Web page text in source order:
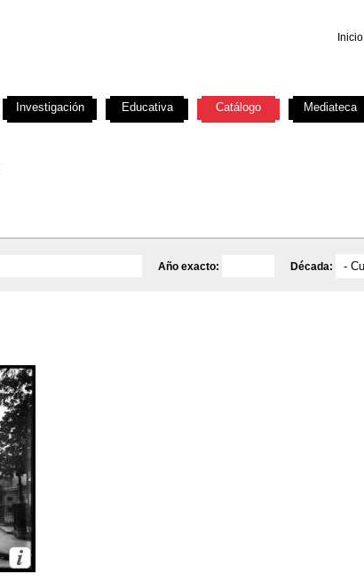
Inicio
Año exacto: Década:
Investigación Educativa Catálogo Mediateca